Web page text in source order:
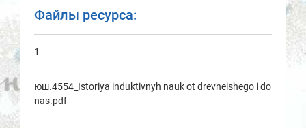
Файлы ресурса:
1
юш.4554_Istoriya induktivnyh nauk ot drevneishego i do
nas.pdf